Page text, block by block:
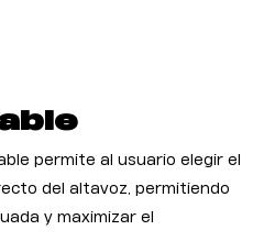
permite al usuario elegir el
del altavoz, permitiendo
y maximizar el